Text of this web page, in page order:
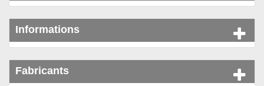
Informations
Fabricants